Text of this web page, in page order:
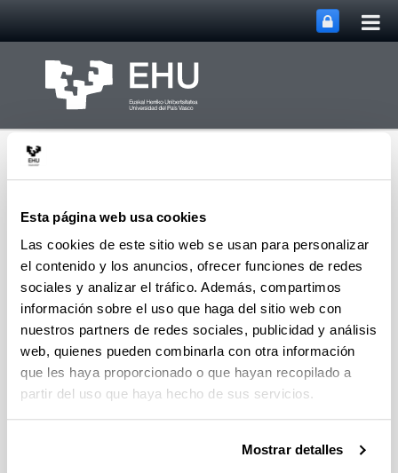
Esta página web usa cookies
Las cookies de este sitio web se usan para personalizar
el contenido y los anuncios, ofrecer funciones de redes
sociales y analizar el tráfico. Además, compartimos
información sobre el uso que haga del sitio web con
nuestros partners de redes sociales, publicidad y análisis
web, quienes pueden combinarla con otra información
que les haya proporcionado o que hayan recopilado a
partir del uso que haya hecho de sus servicios.
Mostrar detalles
Grupo de Investigación
SUPREN
MenúAbrir/cerrar
Rafael Canales Larrazabal -
Artículos (a partir del 2004)